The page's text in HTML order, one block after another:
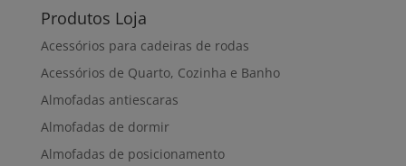
Produtos Loja
Acessórios para cadeiras de rodas
Acessórios de Quarto, Cozinha e Banho
Almofadas antiescaras
Almofadas de dormir
Almofadas de posicionamento